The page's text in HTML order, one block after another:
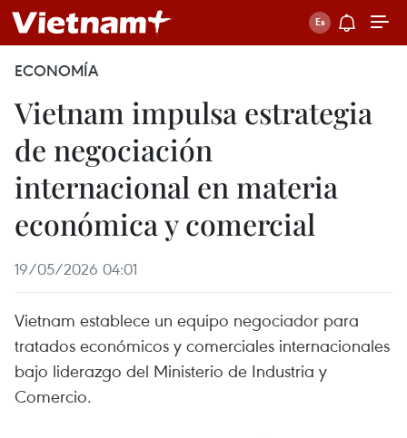
ECONOMÍA
Vietnam impulsa estrategia
de negociación
internacional en materia
económica y comercial
19/05/2026 04:01
Vietnam establece un equipo negociador para
tratados económicos y comerciales internacionales
bajo liderazgo del Ministerio de Industria y
Comercio.